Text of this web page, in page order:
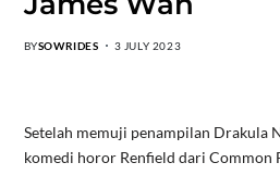
BYSOWRIDES 3 JULY 2023
Setelah memuji penampilan Drakula
komedi horor Renfield dari Common